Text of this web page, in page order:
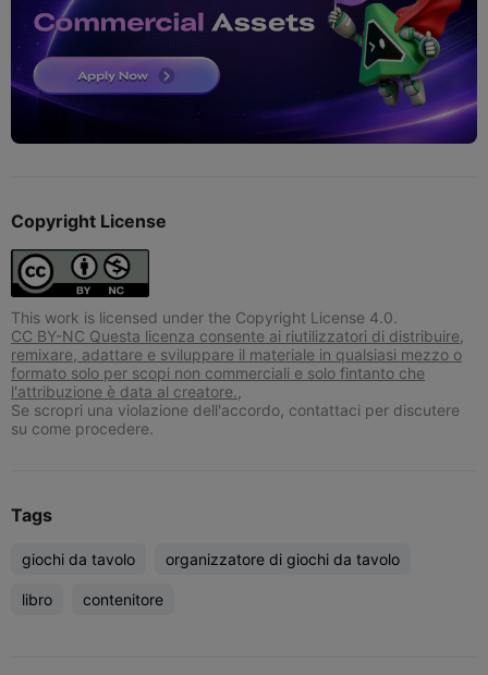
Copyright License
This work is licensed under the Copyright License 4.0.
CC BY-NC Questa licenza consente ai riutilizzatori di distribuire,
remixare, adattare e sviluppare il materiale in qualsiasi mezzo o
formato solo per scopi non commerciali e solo fintanto che
l'attribuzione è data al creatore.,
Se scropri una violazione dell'accordo, contattaci per discutere
su come procedere.
Tags
giochi da tavolo organizzatore di giochi da tavolo
libro contenitore